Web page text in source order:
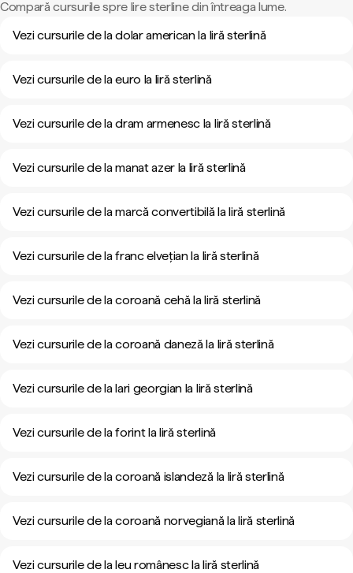
Compară cursurile spre lire sterline din întreaga lume.
Vezi cursurile de la dolar american la liră sterlină
Vezi cursurile de la euro la liră sterlină
Vezi cursurile de la dram armenesc la liră sterlină
Vezi cursurile de la manat azer la liră sterlină
Vezi cursurile de la marcă convertibilă la liră sterlină
Vezi cursurile de la franc elvețian la liră sterlină
Vezi cursurile de la coroană cehă la liră sterlină
Vezi cursurile de la coroană daneză la liră sterlină
Vezi cursurile de la lari georgian la liră sterlină
Vezi cursurile de la forint la liră sterlină
Vezi cursurile de la coroană islandeză la liră sterlină
Vezi cursurile de la coroană norvegiană la liră sterlină
Vezi cursurile de la leu românesc la liră sterlină